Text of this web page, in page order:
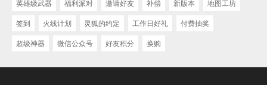
英雄级武器
福利派对 邀请好友 补偿 新版本
地图工坊
签到
火线计划 灵狐的约定 工作日好礼
付费抽奖
超级神器
微信公众号 好友积分 换购